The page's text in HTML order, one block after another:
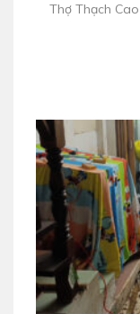
Thợ Thạch